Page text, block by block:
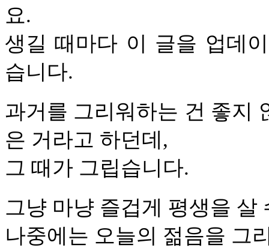
요.
생길 때마다 이 글을 업데
습니다.
과거를 그리워하는 건 좋지
은 거라고 하던데,
그 때가 그립습니다.
그냥 마냥 즐겁게 평생을 살
나중에는 오늘의 젊음을 그